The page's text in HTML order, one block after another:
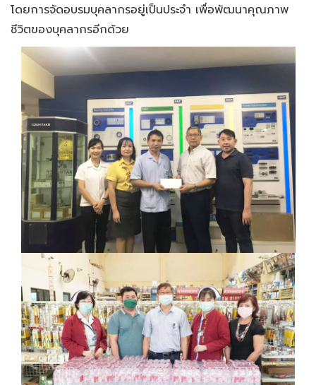
โดยการจัดอบรมบุคลากรอยู่เป็นประจำ เพื่อพัฒนาคุณภาพ
ชีวิตของบุคลากรอีกด้วย